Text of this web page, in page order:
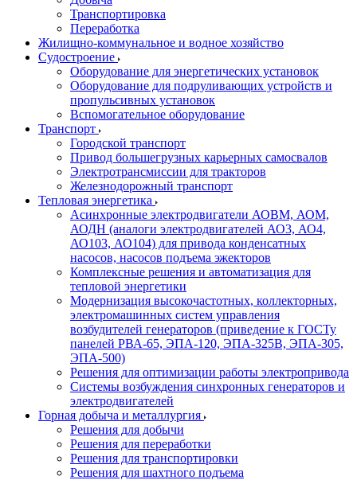
Транспортировка
Переработка
Жилищно-коммунальное и водное хозяйство
Судостроение
Оборудование для энергетических установок
Оборудование для подруливающих устройств и
пропульсивных установок
Вспомогательное оборудование
Транспорт
Городской транспорт
Привод большегрузных карьерных самосвалов
Электротрансмиссии для тракторов
Железнодорожный транспорт
Тепловая энергетика
Асинхронные электродвигатели АОВМ, АОМ,
АОДН (аналоги электродвигателей АО3, АО4,
АО103, АО104) для привода конденсатных
насосов, насосов подъема эжекторов
Комплексные решения и автоматизация для
тепловой энергетики
Модернизация высокочастотных, коллекторных,
электромашинных систем управления
возбудителей генераторов (приведение к ГОСТу
панелей РВА-65, ЭПА-120, ЭПА-325В, ЭПА-305,
ЭПА-500)
Решения для оптимизации работы электропривода
Системы возбуждения синхронных генераторов и
электродвигателей
Горная добыча и металлургия
Решения для добычи
Решения для переработки
Решения для транспортировки
Решения для шахтного подъема